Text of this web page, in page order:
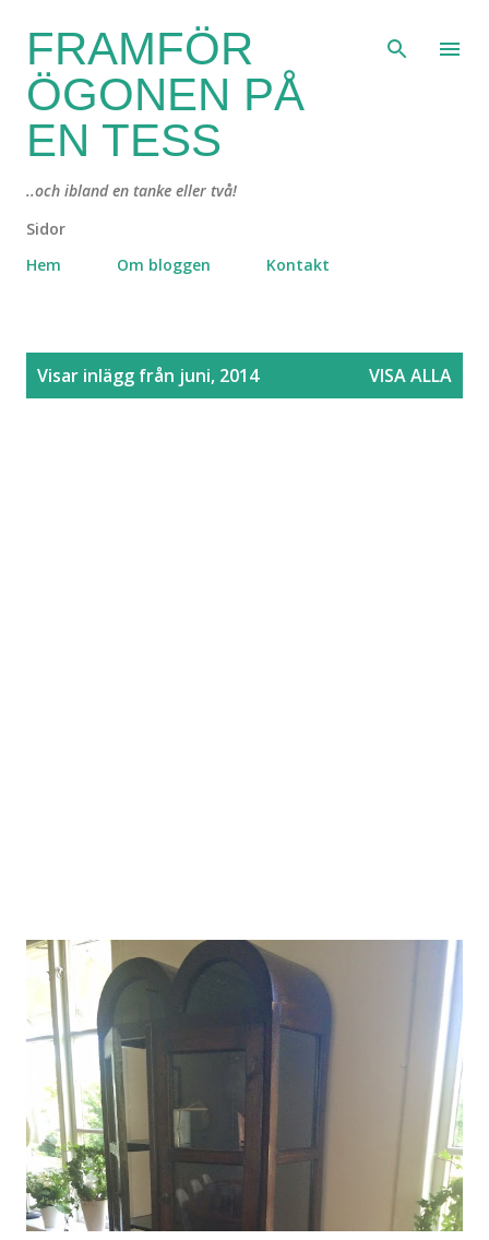
Fortsätt till huvudinnehåll
FRAMFÖR
ÖGONEN PÅ
EN TESS
..och ibland en tanke eller två!
Sidor
Hem
Om bloggen Kontakt
Visar inlägg från juni, 2014 VISA ALLA